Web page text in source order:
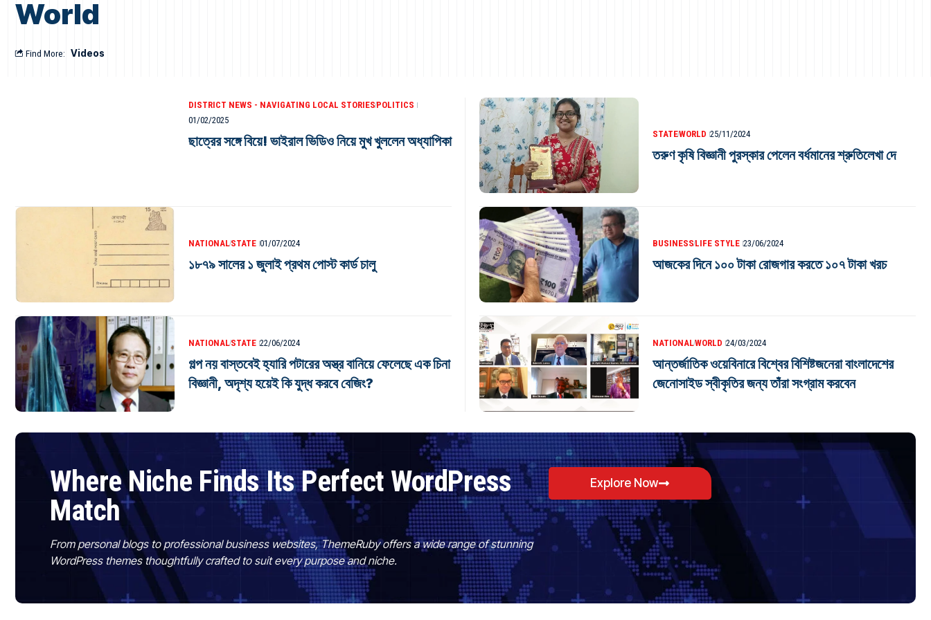
World
Find More: Videos
DISTRICT NEWS - NAVIGATING LOCAL STORIESPOLITICS
01/02/2025
ছাত্রের সঙ্গে বিয়ে! ভাইরাল ভিডিও নিয়ে মুখ খুললেন অধ্যাপিকা STATEWORLD 25/11/2024
তরুণ কৃষি বিজ্ঞানী পুরস্কার পেলেন বর্ধমানের শ্রুতিলেখা দে
NATIONALSTATE 01/07/2024
১৮৭৯ সালের ১ জুলাই প্রথম পোস্ট কার্ড চালু
BUSINESSLIFE STYLE 23/06/2024
আজকের দিনে ১০০ টাকা রোজগার করতে ১০৭ টাকা খরচ
NATIONALSTATE 22/06/2024
গল্প নয় বাস্তবেই হ্যারি পটারের অস্ত্র বানিয়ে ফেলেছে এক চিনা
বিজ্ঞানী, অদৃশ্য হয়েই কি যুদ্ধ করবে বেজিং?
NATIONALWORLD 24/03/2024
আন্তর্জাতিক ওয়েবিনারে বিশ্বের বিশিষ্টজনেরা বাংলাদেশের
জেনোসাইড স্বীকৃতির জন্য তাঁরা সংগ্রাম করবেন
Where Niche Finds Its Perfect WordPress
Match
From personal blogs to professional business websites, ThemeRuby offers a wide range of stunning
WordPress themes thoughtfully crafted to suit every purpose and niche.
Explore Now